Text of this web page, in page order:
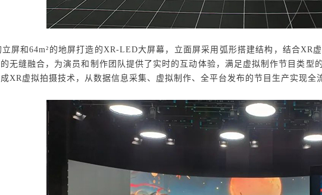
立屏和64m²的地屏打造的XR-LED大屏幕， 立面屏采用弧形搭建结构，结合XR
无缝融合，为演员和制作团队提供了实时的互动体验，满足虚拟制作节目类型
XR虚拟拍摄技术，从数据信息采集、虚拟制作、全平台发布的节目生产实现全